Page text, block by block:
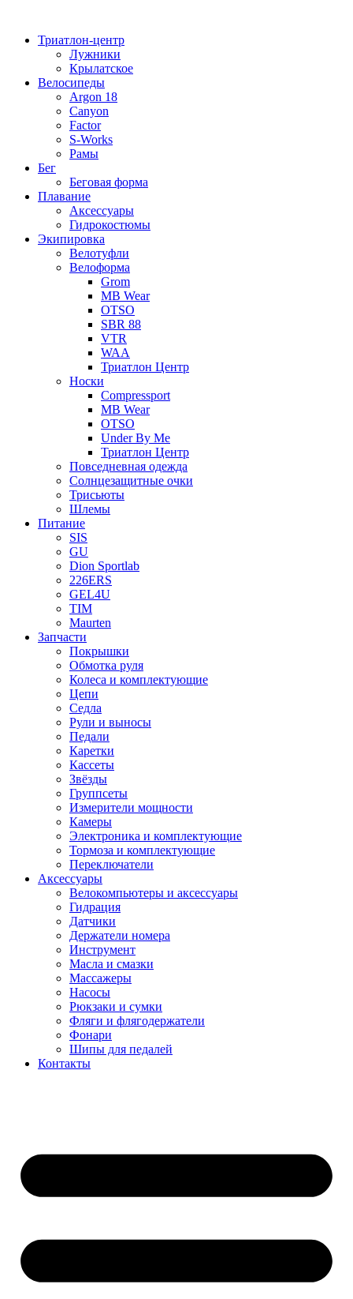
содержимому
Триатлон-центр
Лужники
Крылатское
Велосипеды
Argon 18
Canyon
Factor
S-Works
Рамы
Бег
Беговая форма
Плавание
Аксессуары
Гидрокостюмы
Экипировка
Велотуфли
Велоформа
Grom
MB Wear
OTSO
SBR 88
VTR
WAA
Триатлон Центр
Носки
Compressport
MB Wear
OTSO
Under By Me
Триатлон Центр
Повседневная одежда
Солнцезащитные очки
Трисьюты
Шлемы
Питание
SIS
GU
Dion Sportlab
226ERS
GEL4U
TIM
Maurten
Запчасти
Покрышки
Обмотка руля
Колеса и комплектующие
Цепи
Седла
Рули и выносы
Педали
Каретки
Кассеты
Звёзды
Группсеты
Измерители мощности
Камеры
Электроника и комплектующие
Тормоза и комплектующие
Переключатели
Аксессуары
Велокомпьютеры и аксессуары
Гидрация
Датчики
Держатели номера
Инструмент
Масла и смазки
Массажеры
Насосы
Рюкзаки и сумки
Фляги и флягодержатели
Фонари
Шипы для педалей
Контакты